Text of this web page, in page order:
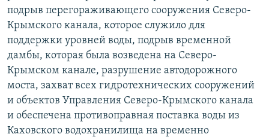
подрыв перегораживающего сооружения Северо-
Крымского канала, которое служило для
поддержки уровней воды, подрыв временной
дамбы, которая была возведена на Северо-
Крымском канале, разрушение автодорожного
моста, захват всех гидротехнических сооружений
и объектов Управления Северо-Крымского канала
и обеспечена противоправная поставка воды из
Каховского водохранилища на временно